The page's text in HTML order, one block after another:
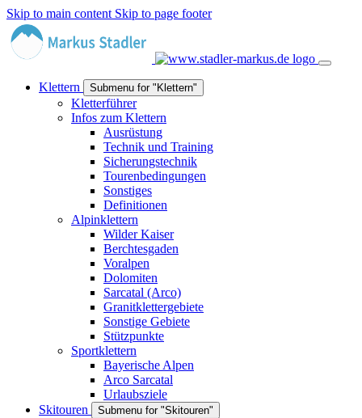
Skip to main content Skip to page footer
Klettern Submenu for "Klettern"
Kletterführer
Infos zum Klettern
Ausrüstung
Technik und Training
Sicherungstechnik
Tourenbedingungen
Sonstiges
Definitionen
Alpinklettern
Wilder Kaiser
Berchtesgaden
Voralpen
Dolomiten
Sarcatal (Arco)
Granitklettergebiete
Sonstige Gebiete
Stützpunkte
Sportklettern
Bayerische Alpen
Arco Sarcatal
Urlaubsziele
Skitouren
Submenu for "Skitouren"